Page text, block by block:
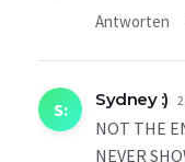
Antworten
S: Sydney :)
NOT THE
NEVER